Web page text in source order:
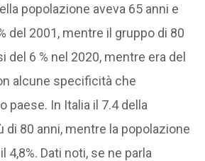
popolazione aveva 65 anni e
del 2001, mentre il gruppo di 80
del 6 % nel 2020, mentre era del
alcune specificità che
paese. In Italia il 7.4 della
di 80 anni, mentre la popolazione
4,8%. Dati noti, se ne parla